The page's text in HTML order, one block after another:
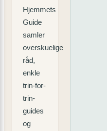
Hjemmets
Guide
samler
overskuelige
råd,
enkle
trin-for-
trin-
guides
og